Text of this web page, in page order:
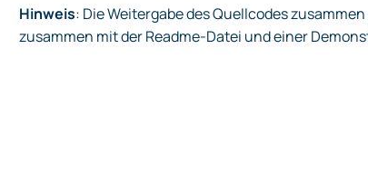
Hinweis: Die Weitergabe des Quellcodes
zusammen mit der Readme-Datei und einer